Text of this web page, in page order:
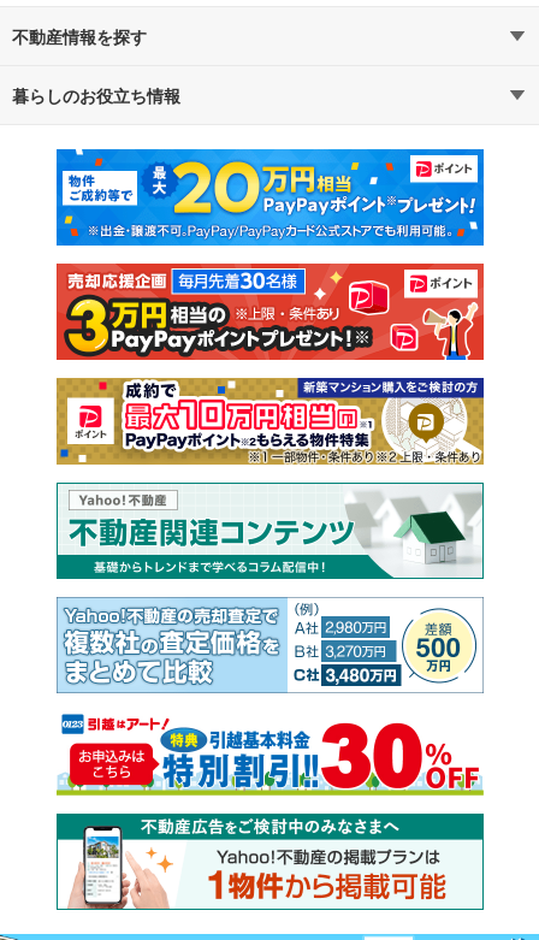
不動産情報を探す
不動産・住宅
新築マンション 中古マンション
新築一戸建て 中古一戸建て
注文住宅 土地
売却査定
暮らしのお役立ち情報
マンションカタログ 教えて！住まいの先生